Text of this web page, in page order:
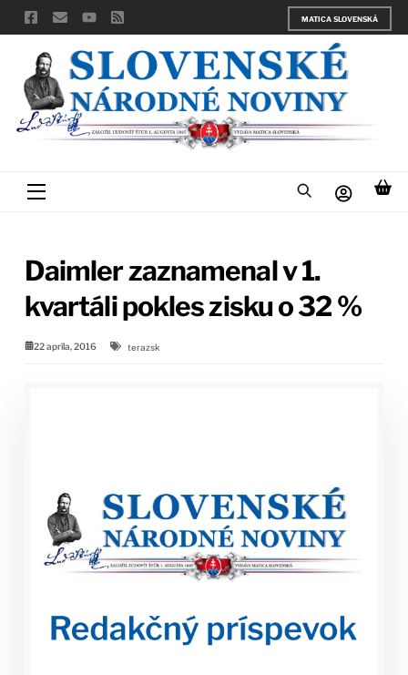
Skip
to
content
MATICA SLOVENSKÁ
Menu
Daimler zaznamenal v 1.
kvartáli pokles zisku o 32 %
22 apríla, 2016 terazsk